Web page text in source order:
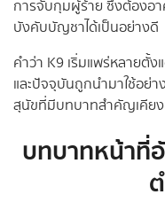
การจับกุมผู้ร้าย ซึ่งต้องอ
บังคับบัญชาได้เป็นอย่างดี
คำว่า K9 เริ่มแพร่หลายตั้
และปัจจุบันถูกนำมาใช้อย่า
สุนัขที่มีบทบาทสำคัญเคีย
บทบาทหน้าที่